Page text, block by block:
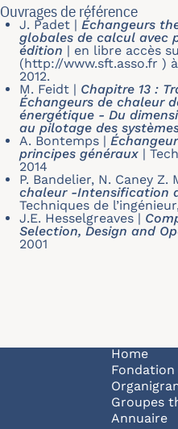
Ouvrages de référence
J. Padet | Échangeurs
globales de calcul avec
édition | en libre accès
(http://www.sft.asso.fr )
2012.
M. Feidt | Chapitre 13 :
Échangeurs de chaleur
énergétique - Du
au pilotage des
A. Bontemps |
principes généraux |
2014
P. Bandelier, N. Caney Z.
chaleur -Intensification
Techniques de
J.E. Hesselgreaves |
Selection, Design and
2001
Home
Groupes
Annuaire